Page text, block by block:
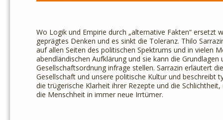
Wo Logik und Empirie durch „alternative Fakten“ ersetzt
geprägtes Denken und es sinkt die Toleranz. Thilo
auf allen Seiten des politischen Spektrums und in vielen
abendländischen Aufklärung und sie kann die
Gesellschaftsordnung infrage stellen. Sarrazin erläutert
Gesellschaft und unsere politische Kultur und beschreibt
die trügerische Klarheit ihrer Rezepte und die
die Menschheit in immer neue Irrtümer.